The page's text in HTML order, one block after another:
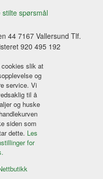
stilte spørsmål
44 7167 Vallersund Tlf.
920 495 192
slik at
og
service. Vi
til å
og huske
siden som
dette. Les
for